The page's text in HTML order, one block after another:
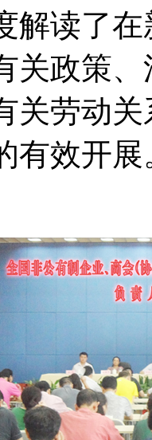
解读了
关政策
关劳动
有效开展